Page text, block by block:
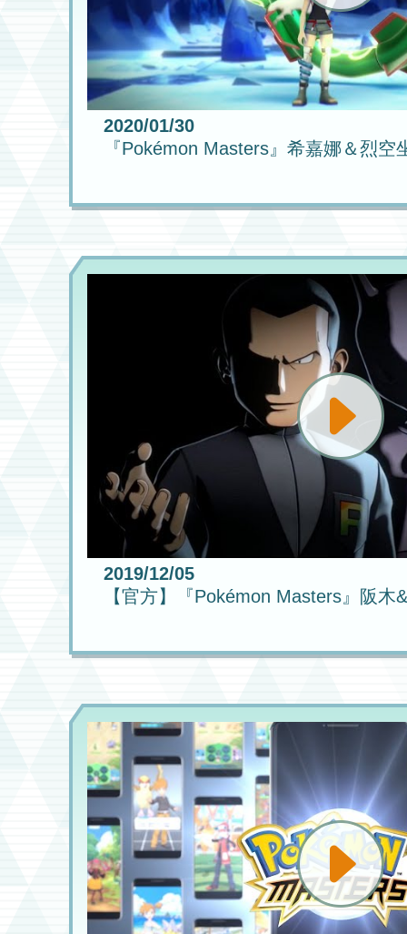
2020/01/30
『Pokémon Masters』希嘉娜＆烈空
2019/12/05
【官方】『Pokémon Masters』阪木